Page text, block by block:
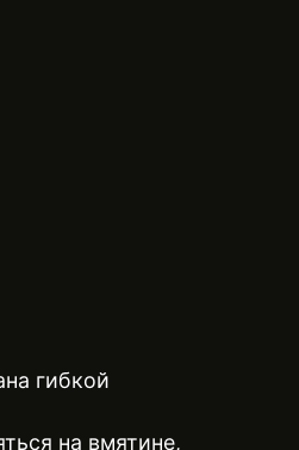
гибкой
на вмятине,